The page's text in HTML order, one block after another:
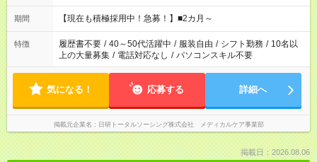
お仕事で希望する勤務時間と、もう1つのお仕事の勤務時間の合
計が 週40時間を超えなければOKです。
期間 【現在も積極採用中！急募！】■2カ月～
特徴 履歴書不要 / 40～50代活躍中 / 服装自由 / シフト勤務 / 10名以
上の大量募集 / 電話対応なし / パソコンスキル不要
気になる！ 応募する 詳細へ
掲載元企業名 日研トータルソーシング株式会社 メディカルケア事業部
掲載日：2026.08.06